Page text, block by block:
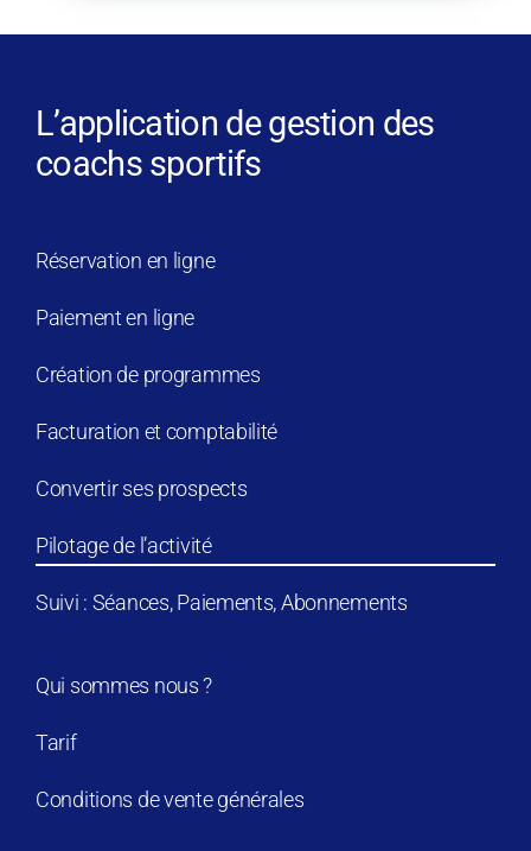
L’application de gestion des
coachs sportifs
Réservation en ligne
Paiement en ligne
Création de programmes
Facturation et comptabilité
Convertir ses prospects
Pilotage de l’activité
Suivi : Séances, Paiements, Abonnements
Qui sommes nous ?
Tarif
Conditions de vente générales